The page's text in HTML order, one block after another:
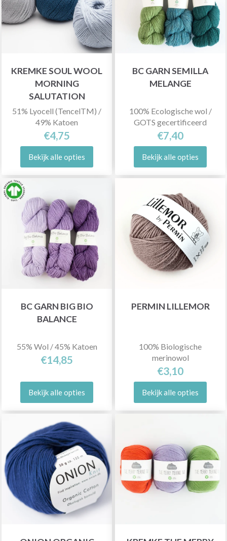
KREMKE SOUL WOOL
MORNING
SALUTATION
51% Lyocell (TencelTM) /
49% Katoen
€4,75
Bekijk alle opties
BC GARN SEMILLA
MELANGE
100% Ecologische wol /
GOTS gecertificeerd
€7,40
Bekijk alle opties
BC GARN BIG BIO
BALANCE
55% Wol / 45% Katoen
€14,85
Bekijk alle opties
PERMIN LILLEMOR
100% Biologische
merinowol
€3,10
Bekijk alle opties